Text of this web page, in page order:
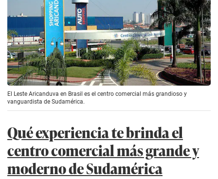
El Leste Aricanduva en Brasil es el centro comercial más grandioso y
vanguardista de Sudamérica.
Qué experiencia te brinda el
centro comercial más grande y
moderno de Sudamérica